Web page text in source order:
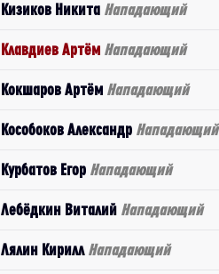
Кизиков Никита Нападающий
Клавдиев Артём Нападающий
Кокшаров Артём Нападающий
Кособоков Александр Нападающий
Курбатов Егор Нападающий
Лебёдкин Виталий Нападающий
Лялин Кирилл Нападающий